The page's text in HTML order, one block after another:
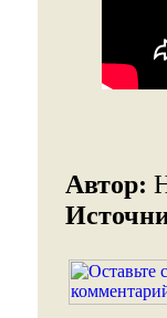
Автор: